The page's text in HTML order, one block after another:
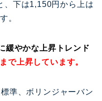
、下は1,150円から上は
。
緩やかな上昇トレンド
で上昇しています。
準、ボリンジャーバン